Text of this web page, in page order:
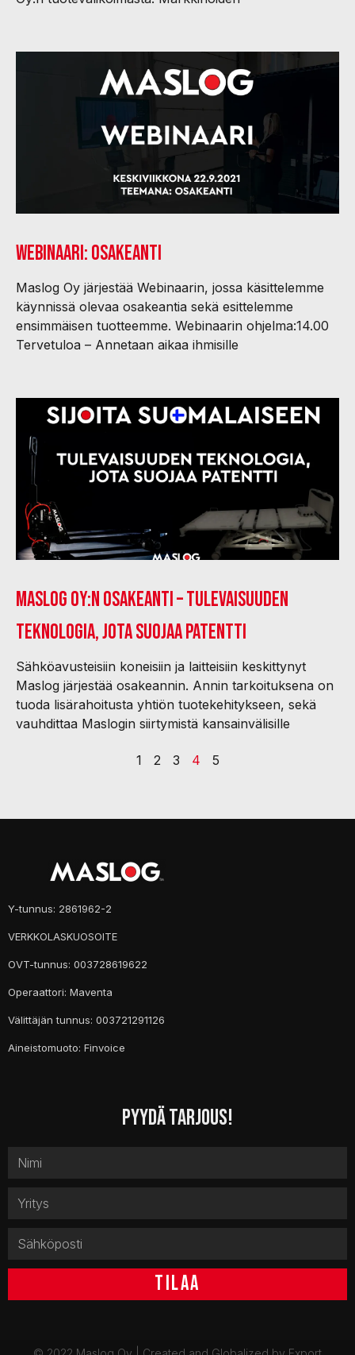
Webinaari: Osakeanti
Maslog Oy järjestää Webinaarin, jossa käsittelemme
käynnissä olevaa osakeantia sekä esittelemme
ensimmäisen tuotteemme. Webinaarin ohjelma:14.00
Tervetuloa – Annetaan aikaa ihmisille
Maslog Oy:n osakeanti – Tulevaisuuden
teknologia, jota suojaa patentti
Sähköavusteisiin koneisiin ja laitteisiin keskittynyt
Maslog järjestää osakeannin. Annin tarkoituksena on
tuoda lisärahoitusta yhtiön tuotekehitykseen, sekä
vauhdittaa Maslogin siirtymistä kansainvälisille
1 2 3 4 5
Y-tunnus: 2861962-2
VERKKOLASKUOSOITE
OVT-tunnus: 003728619622
Operaattori: Maventa
Välittäjän tunnus: 003721291126
Aineistomuoto: Finvoice
PYYDÄ TARJOUS!
TILAA